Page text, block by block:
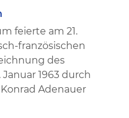
feierte am 21.
französischen
des
1963 durch
Adenauer